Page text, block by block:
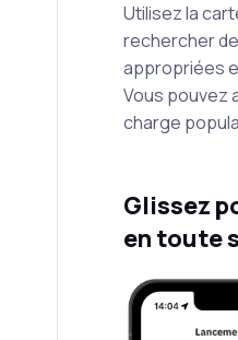
Utilisez la
rechercher
appropriées
Vous pouvez
charge
Glissez
en toute